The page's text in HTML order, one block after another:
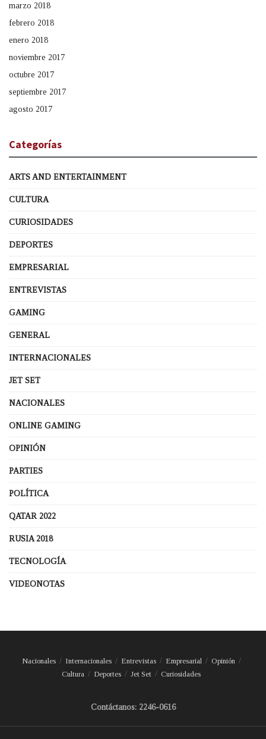
marzo 2018
febrero 2018
enero 2018
noviembre 2017
octubre 2017
septiembre 2017
agosto 2017
Categorías
ARTS AND ENTERTAINMENT
CULTURA
CURIOSIDADES
DEPORTES
EMPRESARIAL
ENTREVISTAS
GAMING
GENERAL
INTERNACIONALES
JET SET
NACIONALES
ONLINE GAMING
OPINIÓN
PARTIES
POLÍTICA
QATAR 2022
RUSIA 2018
TECNOLOGÍA
VIDEONOTAS
Nacionales Internacionales Entrevistas Empresarial
Opinión
Cultura
Deportes Jet Set Curiosidades
Contáctanos: 2246-0616